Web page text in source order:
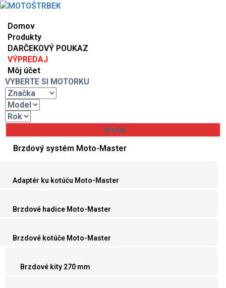
Domov
Produkty
DARČEKOVÝ POUKAZ
VÝPREDAJ
Môj účet
VYBERTE SI MOTORKU
Brzdový systém Moto-Master
Adaptér ku kotúču Moto-Master
Brzdové hadice Moto-Master
Brzdové kotúče Moto-Master
Brzdové kity 270 mm